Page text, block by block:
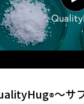
®～サ